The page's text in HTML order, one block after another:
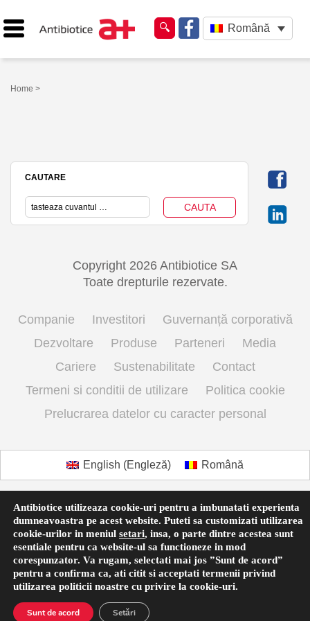
Română
Home >
CAUTARE
Copyright 2026 Antibiotice SA
Toate drepturile rezervate.
Companie Investitori
Guvernanță corporativă
Dezvoltare
Produse Parteneri
Media
Cariere
Sustenabilitate
Contact
Termeni si conditii de utilizare
Politica cookie
Prelucrarea datelor cu caracter personal
Antibiotice utilizeaza cookie-uri pentru a imbunatati experienta
dumneavoastra pe acest website. Puteti sa customizati utilizarea
cookie-urilor in meniul setari, insa, o parte dintre acestea sunt
esentiale pentru ca website-ul sa functioneze in mod
corespunzator. Va rugam, selectati mai jos ”Sunt de acord”
pentru a confirma ca, ati citit si acceptati termenii privind
utilizarea politicii noastre cu privire la cookie-uri.
Sunt de acord Setări
English (Engleză) Română